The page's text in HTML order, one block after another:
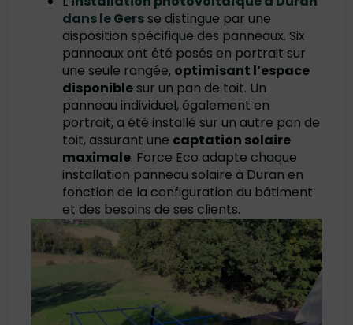
dans le Gersse distingue par une
disposition spécifique des panneaux. Six
panneaux ont été posés en portrait sur
une seule rangée, optimisant l’espace
disponiblesur un pan de toit. Un
panneau individuel, également en
portrait, a été installé sur un autre pan de
toit, assurant une captation solaire
maximale. Force Eco adapte chaque
installation panneau solaire à Duran en
fonction de la configuration du bâtiment
et des besoins de ses clients.